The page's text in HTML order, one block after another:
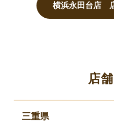
横浜永田台店
店
三重県